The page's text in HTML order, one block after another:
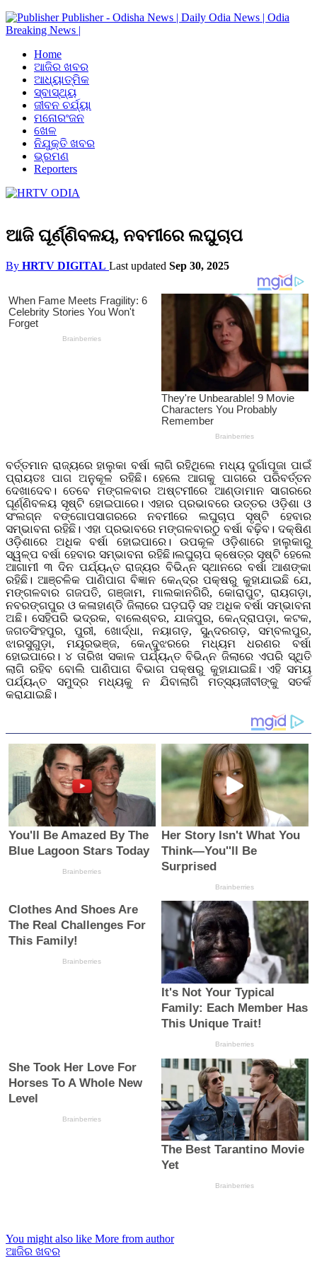
Publisher - Odisha News | Daily Odia News | Odia
Breaking News |
Home
ଆଜିର ଖବର
ଆଧ୍ୟାତ୍ମିକ
ସ୍ବାସ୍ଥ୍ୟ
ଜୀବନ ଚର୍ଯ୍ୟା
ମନୋରଂଜନ
ଖେଳ
ନିଯୁକ୍ତି ଖବର
ଭ୍ରମଣ
Reporters
ଆଜି ଘୂର୍ଣ୍ଣିବଳୟ, ନବମୀରେ ଲଘୁଚାପ
By HRTV DIGITAL Last updated Sep 30, 2025
ବର୍ତ୍ତମାନ ରାଜ୍ୟରେ ହାଲୁକା ବର୍ଷା ଲାଗି ରହିଥିଲେ ମଧ୍ୟ ଦୁର୍ଗାପୂଜା ପାଇଁ
ପ୍ରାୟତଃ ପାଗ ଅନୁକୂଳ ରହିଛି। ହେଲେ ଆଗକୁ ପାଗରେ ପରିବର୍ତ୍ତନ
ଦେଖାଦେବ। ତେବେ ମଙ୍ଗଳବାର ଅଷ୍ଟମୀରେ ଆଣ୍ଡାମାନ ସାଗରରେ
ଘୂର୍ଣ୍ଣିବଳୟ ସୃଷ୍ଟି ହୋଇପାରେ। ଏହାର ପ୍ରଭାବରେ ଉତ୍ତର ଓଡ଼ିଶା ଓ
ସଂଲଗ୍ନ ବଙ୍ଗୋପସାଗରରେ ନବମୀରେ ଲଘୁଚାପ ସୃଷ୍ଟି ହେବାର
ସମ୍ଭାବନା ରହିଛି। ଏହା ପ୍ରଭାବରେ ମଙ୍ଗଳବାରଠୁ ବର୍ଷା ବଢ଼ିବ। ଦକ୍ଷିଣ
ଓଡ଼ିଶାରେ ଅଧିକ ବର୍ଷା ହୋଇପାରେ। ଉପକୂଳ ଓଡ଼ିଶାରେ ହାଲୁକାରୁ
ସ୍ୱଳ୍ପ ବର୍ଷା ହେବାର ସମ୍ଭାବନା ରହିଛି।ଲଘୁଚାପ କ୍ଷେତ୍ର ସୃଷ୍ଟି ହେଲେ
ଆଗାମୀ ୩ ଦିନ ପର୍ଯ୍ୟନ୍ତ ରାଜ୍ୟର ବିଭିନ୍ନ ସ୍ଥାନରେ ବର୍ଷା ଆଶଙ୍କା
ରହିଛି। ଆଞ୍ଚଳିକ ପାଣିପାଗ ବିଜ୍ଞାନ କେନ୍ଦ୍ର ପକ୍ଷରୁ କୁହାଯାଇଛି ଯେ,
ମଙ୍ଗଳବାର ଗଜପତି, ଗଞ୍ଜାମ, ମାଲକାନଗିରି, କୋରାପୁଟ, ରାୟଗଡ଼ା,
ନବରଙ୍ଗପୁର ଓ କଳାହାଣ୍ଡି ଜିଲାରେ ଘଡ଼ଘଡ଼ି ସହ ଅଧିକ ବର୍ଷା ସମ୍ଭାବନା
ଅଛି। ସେହିପରି ଭଦ୍ରକ, ବାଲେଶ୍ବର, ଯାଜପୁର, କେନ୍ଦ୍ରାପଡ଼ା, କଟକ,
ଜଗତସିଂହପୁର, ପୁରୀ, ଖୋର୍ଦ୍ଧା, ନୟାଗଡ଼, ସୁନ୍ଦରଗଡ଼, ସମ୍ବଲପୁର,
ଝାରସୁଗୁଡ଼ା, ମୟୂରଭଞ୍ଜ, କେନ୍ଦୁଝରରେ ମଧ୍ୟମ ଧରଣର ବର୍ଷା
ହୋଇପାରେ। ୪ ତାରିଖ ସକାଳ ପର୍ଯ୍ୟନ୍ତ ବିଭିନ୍ନ ଜିଲାରେ ଏପରି ସ୍ଥିତି
ଲାଗି ରହିବ ବୋଲି ପାଣିପାଗ ବିଭାଗ ପକ୍ଷରୁ କୁହାଯାଇଛି। ଏହି ସମୟ
ପର୍ଯ୍ୟନ୍ତ ସମୁଦ୍ର ମଧ୍ୟକୁ ନ ଯିବାଲାଗି ମତ୍ସ୍ୟଜୀବୀଙ୍କୁ ସତର୍କ
କରାଯାଇଛି।
You might also like More from author
ଆଜିର ଖବର